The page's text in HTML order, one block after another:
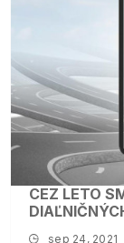
CEZ LETO
sep 24, 2021